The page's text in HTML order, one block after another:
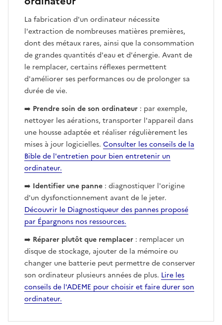
La fabrication d'un ordinateur nécessite
l'extraction de nombreuses matières premières,
dont des métaux rares, ainsi que la consommation
de grandes quantités d'eau et d'énergie. Avant de
le remplacer, certains réflexes permettent
d'améliorer ses performances ou de prolonger sa
durée de vie.
➡️ Prendre soin de son ordinateur : par exemple,
nettoyer les aérations, transporter l'appareil dans
une housse adaptée et réaliser régulièrement les
mises à jour logicielles. Consulter les conseils de la
Bible de l'entretien pour bien entretenir un
ordinateur.
➡️ Identifier une panne : diagnostiquer l'origine
d'un dysfonctionnement avant de le jeter.
Découvrir le Diagnostiqueur des pannes proposé
par Épargnons nos ressources.
➡️ Réparer plutôt que remplacer : remplacer un
disque de stockage, ajouter de la mémoire ou
changer une batterie peut permettre de conserver
son ordinateur plusieurs années de plus. Lire les
conseils de l'ADEME pour choisir et faire durer son
ordinateur.